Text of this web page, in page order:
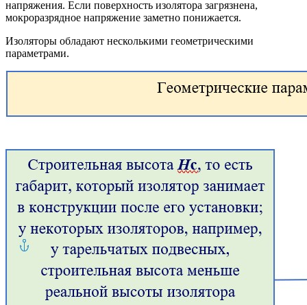
напряжения. Если поверхность изолятора загрязнена,
мокроразрядное напряжение заметно понижается.
Изоляторы обладают несколькими геометрическими
параметрами.